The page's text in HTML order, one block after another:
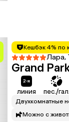
Кешбэк 4% по
Лара,
Grand
линия пес./гал.
Двухкомнатные
Можно с